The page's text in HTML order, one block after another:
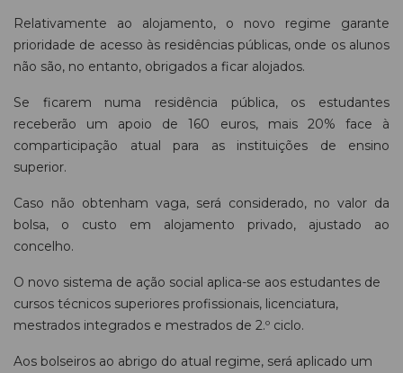
Relativamente ao alojamento, o novo regime garante
prioridade de acesso às residências públicas, onde os alunos
não são, no entanto, obrigados a ficar alojados.
Se ficarem numa residência pública, os estudantes
receberão um apoio de 160 euros, mais 20% face à
comparticipação atual para as instituições de ensino
superior.
Caso não obtenham vaga, será considerado, no valor da
bolsa, o custo em alojamento privado, ajustado ao
concelho.
O novo sistema de ação social aplica-se aos estudantes de
cursos técnicos superiores profissionais, licenciatura,
mestrados integrados e mestrados de 2.º ciclo.
Aos bolseiros ao abrigo do atual regime, será aplicado um